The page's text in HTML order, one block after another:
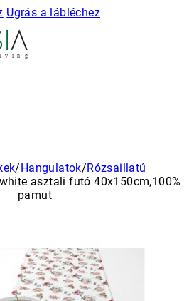
Ugrás a lábléchez
o m e & l i v i n g
/Hangulatok/Rózsaillatú
asztali futó 40x150cm,100%
pamut